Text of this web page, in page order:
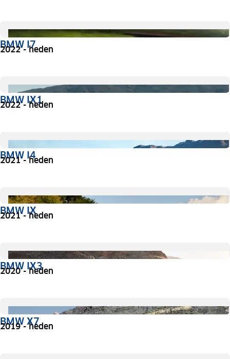
BMW I7
2022 - heden
BMW IX1
2022 - heden
BMW I4
2021 - heden
BMW IX
2021 - heden
BMW IX3
2020 - heden
BMW X7
2019 - heden